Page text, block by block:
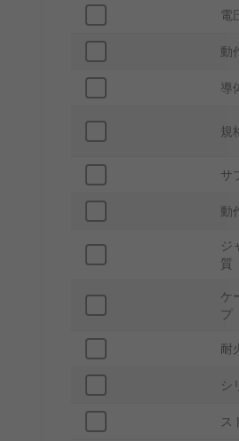
電
動
導
規
サ
動
ジ
質
ケ
プ
耐
シ
ス